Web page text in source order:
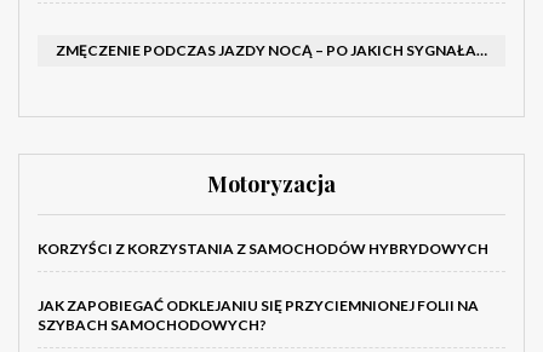
ZMĘCZENIE PODCZAS JAZDY NOCĄ – PO JAKICH SYGNAŁACH ROZPOZNAĆ SENNOŚĆ ZA KIEROWNICĄ I KIEDY ZROBIĆ PRZERWĘ
Motoryzacja
KORZYŚCI Z KORZYSTANIA Z SAMOCHODÓW HYBRYDOWYCH
JAK ZAPOBIEGAĆ ODKLEJANIU SIĘ PRZYCIEMNIONEJ FOLII NA
SZYBACH SAMOCHODOWYCH?